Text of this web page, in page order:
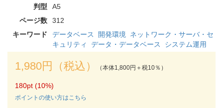
判型
A5
ページ数
312
キーワード
データベース 開発環境
ネットワーク・サーバ・セ
キュリティ
データ・データベース システム運用
1,980円（税込） （本体1,800円＋税10％）
180pt (10%)
ポイントの使い方はこちら